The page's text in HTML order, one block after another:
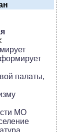
палаты,
МО